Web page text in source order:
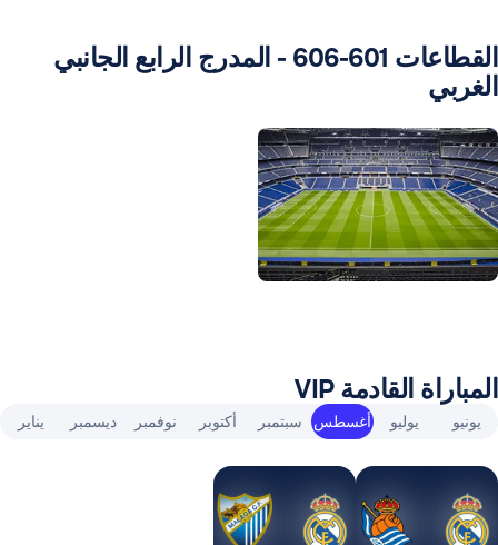
القطاعات 601-606 - المدرج الرابع الجانبي
الغربي
المباراة القادمة VIP
يونيو يوليو أغسطس سبتمبر أكتوبر نوفمبر ديسمبر يناير